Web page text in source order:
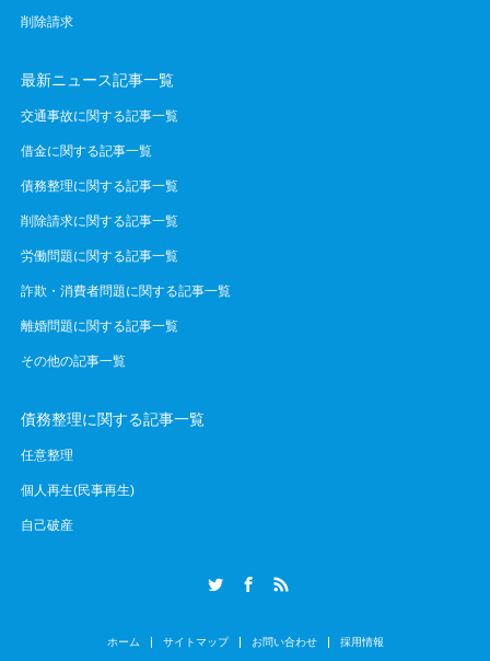
削除請求
最新ニュース記事一覧
交通事故に関する記事一覧
借金に関する記事一覧
債務整理に関する記事一覧
削除請求に関する記事一覧
労働問題に関する記事一覧
詐欺・消費者問題に関する記事一覧
離婚問題に関する記事一覧
その他の記事一覧
債務整理に関する記事一覧
任意整理
個人再生(民事再生)
自己破産
ホーム サイトマップ お問い合わせ 採用情報